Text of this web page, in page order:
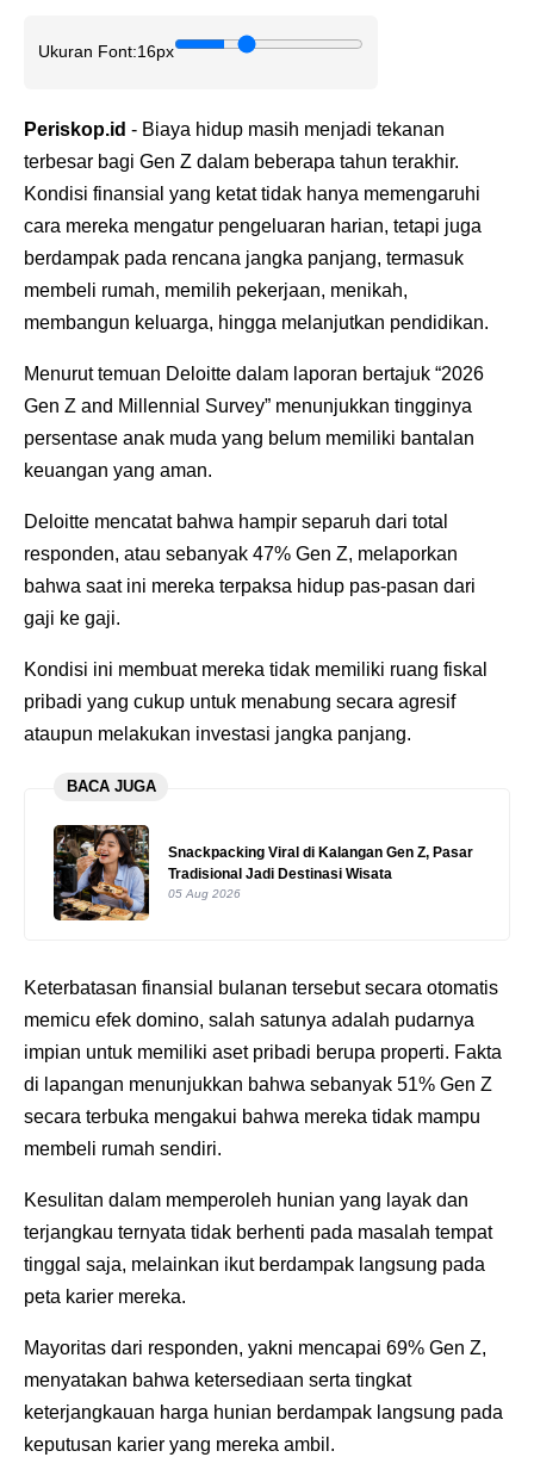
Ukuran Font:16px
Periskop.id - Biaya hidup masih menjadi tekanan
terbesar bagi Gen Z dalam beberapa tahun terakhir.
Kondisi finansial yang ketat tidak hanya memengaruhi
cara mereka mengatur pengeluaran harian, tetapi juga
berdampak pada rencana jangka panjang, termasuk
membeli rumah, memilih pekerjaan, menikah,
membangun keluarga, hingga melanjutkan pendidikan.
Menurut temuan Deloitte dalam laporan bertajuk “2026
Gen Z and Millennial Survey” menunjukkan tingginya
persentase anak muda yang belum memiliki bantalan
keuangan yang aman.
Deloitte mencatat bahwa hampir separuh dari total
responden, atau sebanyak 47% Gen Z, melaporkan
bahwa saat ini mereka terpaksa hidup pas-pasan dari
gaji ke gaji.
Kondisi ini membuat mereka tidak memiliki ruang fiskal
pribadi yang cukup untuk menabung secara agresif
ataupun melakukan investasi jangka panjang.
BACA JUGA
Snackpacking Viral di Kalangan Gen Z, Pasar
Tradisional Jadi Destinasi Wisata
05 Aug 2026
Keterbatasan finansial bulanan tersebut secara otomatis
memicu efek domino, salah satunya adalah pudarnya
impian untuk memiliki aset pribadi berupa properti. Fakta
di lapangan menunjukkan bahwa sebanyak 51% Gen Z
secara terbuka mengakui bahwa mereka tidak mampu
membeli rumah sendiri.
Kesulitan dalam memperoleh hunian yang layak dan
terjangkau ternyata tidak berhenti pada masalah tempat
tinggal saja, melainkan ikut berdampak langsung pada
peta karier mereka.
Mayoritas dari responden, yakni mencapai 69% Gen Z,
menyatakan bahwa ketersediaan serta tingkat
keterjangkauan harga hunian berdampak langsung pada
keputusan karier yang mereka ambil.